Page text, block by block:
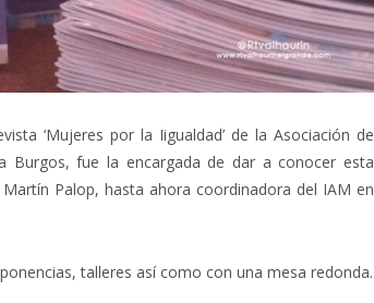
‘Mujeres por la Iigualdad’ de la Asociación de
Burgos, fue la encargada de dar a conocer esta
Palop, hasta ahora coordinadora del IAM en
talleres así como con una mesa redonda.